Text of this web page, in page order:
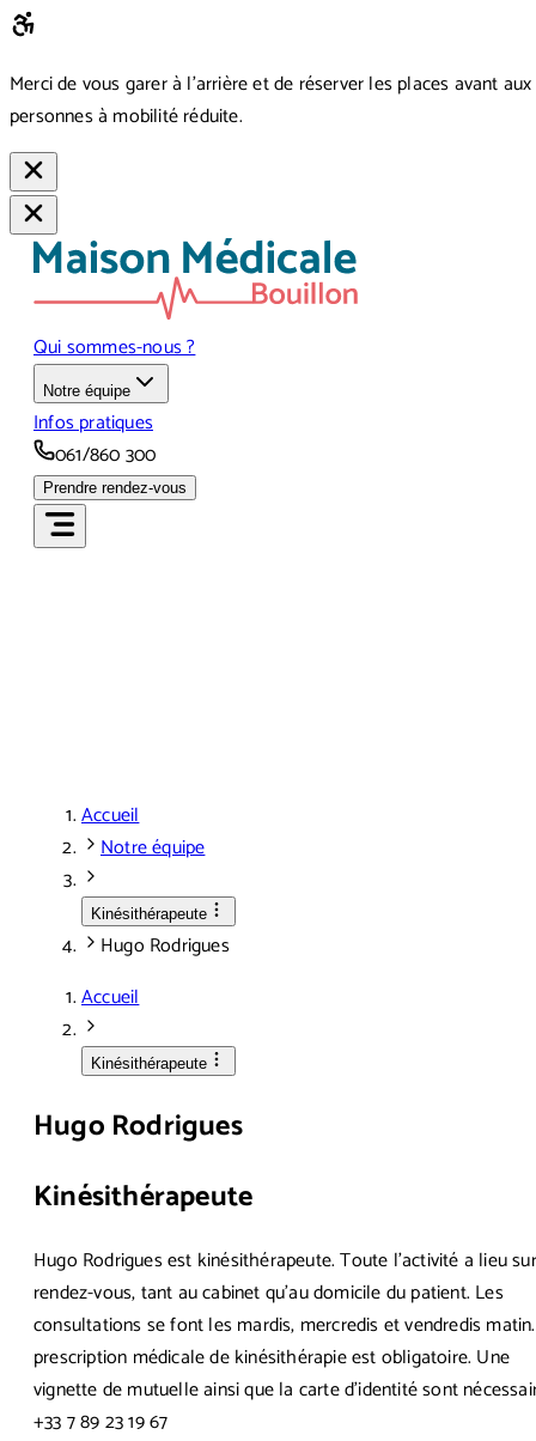
Merci de vous garer à l’arrière et de réserver les places avant aux
personnes à mobilité réduite.
Qui sommes-nous ?
Notre équipe
Infos pratiques
061/860 300
Prendre rendez-vous
Accueil
Notre équipe
Kinésithérapeute
Hugo Rodrigues
Accueil
Kinésithérapeute
Hugo Rodrigues
Kinésithérapeute
Hugo Rodrigues est kinésithérapeute. Toute l’activité a lieu sur
rendez-vous, tant au cabinet qu’au domicile du patient. Les
consultations se font les mardis, mercredis et vendredis
prescription médicale de kinésithérapie est obligatoire. Une
vignette de mutuelle ainsi que la carte d’identité sont
+33 7 89 23 19 67